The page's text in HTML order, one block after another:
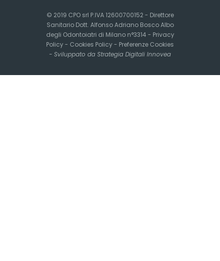
© 2019 CPO srl P.IVA 12600700152 - Direttore
Sanitario Dott. Alfonso Adriano Bosco Albo
degli Odontoiatri di Milano n°3314 - Privacy
Policy- Cookies Policy- Preferenze Cookies
- Sviluppato da Strategia Digitali Innovea